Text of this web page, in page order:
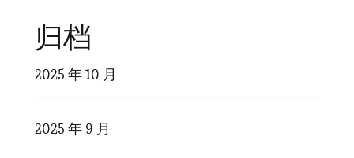
归档
2025 年 10 月
2025 年 9 月